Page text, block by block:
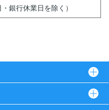
銀行休業日を除く）